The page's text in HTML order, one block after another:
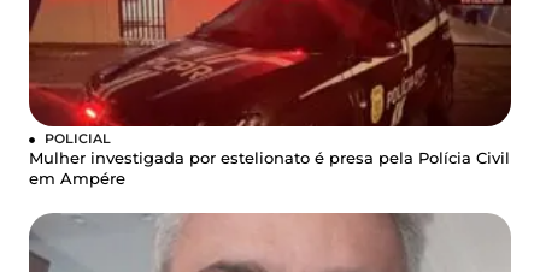
POLICIAL
Mulher investigada por estelionato é presa pela Polícia Civil
em Ampére